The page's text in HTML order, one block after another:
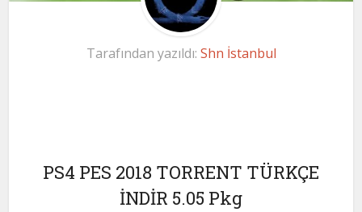
Tarafından yazıldı: Shn İstanbul
PS4 PES 2018 TORRENT TÜRKÇE
İNDİR 5.05 Pkg